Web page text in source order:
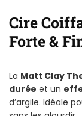
Cire
Forte &
La Matt Clay
durée et un
d’argile. Idéale